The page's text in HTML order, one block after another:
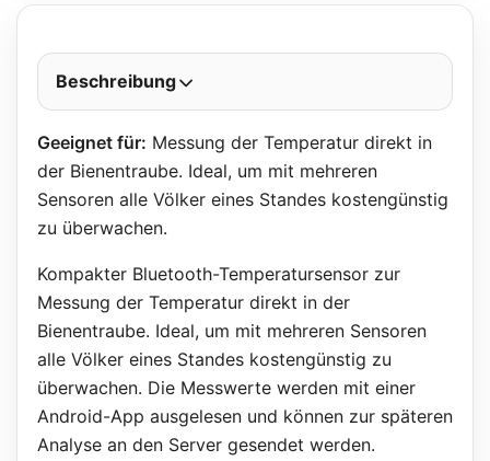
Beschreibung
Geeignet für: Messung der Temperatur direkt in
der Bienentraube. Ideal, um mit mehreren
Sensoren alle Völker eines Standes kostengünstig
zu überwachen.
Kompakter Bluetooth-Temperatursensor zur
Messung der Temperatur direkt in der
Bienentraube. Ideal, um mit mehreren Sensoren
alle Völker eines Standes kostengünstig zu
überwachen. Die Messwerte werden mit einer
Android-App ausgelesen und können zur späteren
Analyse an den Server gesendet werden.